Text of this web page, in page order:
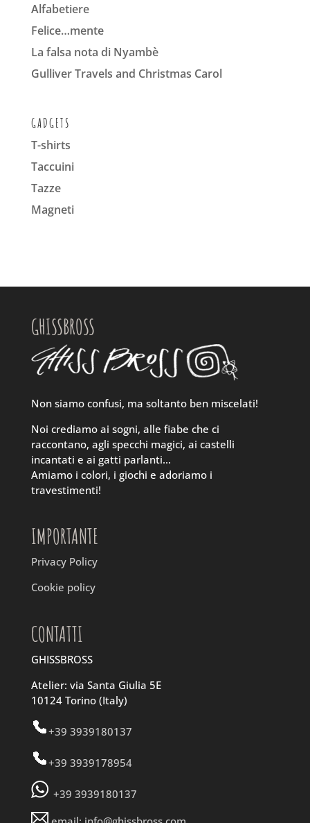
Alfabetiere
Felice…mente
La falsa nota di Nyambè
Gulliver Travels and Christmas Carol
GADGETS
T-shirts
Taccuini
Tazze
Magneti
GHISSBROSS
Non siamo confusi, ma soltanto ben miscelati!
Noi crediamo ai sogni, alle fiabe che ci
raccontano, agli specchi magici, ai castelli
incantati e ai gatti parlanti…
Amiamo i colori, i giochi e adoriamo i
travestimenti!
IMPORTANTE
Privacy Policy
Cookie policy
CONTATTI
GHISSBROSS
Atelier: via Santa Giulia 5E
10124 Torino (Italy)
+39 3939180137
+39 3939178954
+39 3939180137